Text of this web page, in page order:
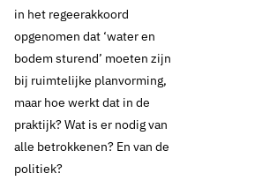
in het regeerakkoord
opgenomen dat ‘water en
bodem sturend’ moeten zijn
bij ruimtelijke planvorming,
maar hoe werkt dat in de
praktijk? Wat is er nodig van
alle betrokkenen? En van de
politiek?